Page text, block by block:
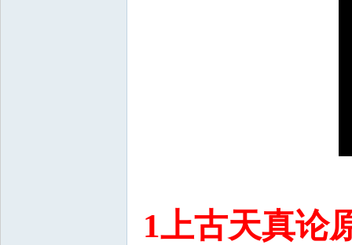
1上古天真论